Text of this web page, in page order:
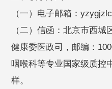
（一）电子邮箱：
（二）信函：北京市西
健康委医政司，邮编：
咽喉科等专业国家级质控
样。